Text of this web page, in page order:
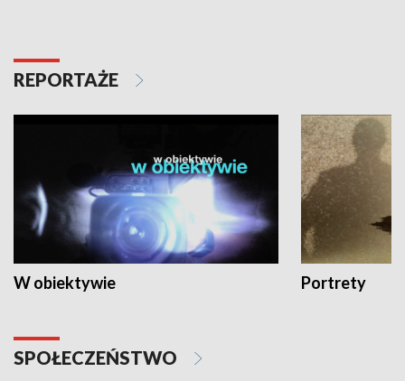
REPORTAŻE
W obiektywie Portrety
SPOŁECZEŃSTWO